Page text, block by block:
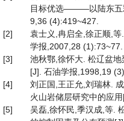
目标优选———以陆东五
9,36 (4):419~427.
[2]
袁士义,冉启全,徐正顺,
学报,2007,28 (1):73~77.
[3]
池秋鄂,徐怀大. 松辽盆
[J]. 石油学报,1998,19
[4]
刘正国,王正允,刘瑞林.
火山岩储层研究中的应
[5]
吴磊,徐怀民,季汉成,等.